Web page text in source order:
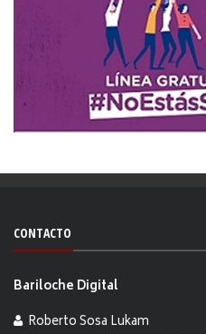
CONTACTO
Bariloche Digital
Roberto Sosa Lukam